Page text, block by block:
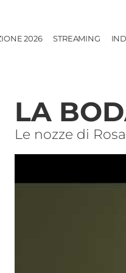
2026 STREAMING
LA
Le nozze di Rosa